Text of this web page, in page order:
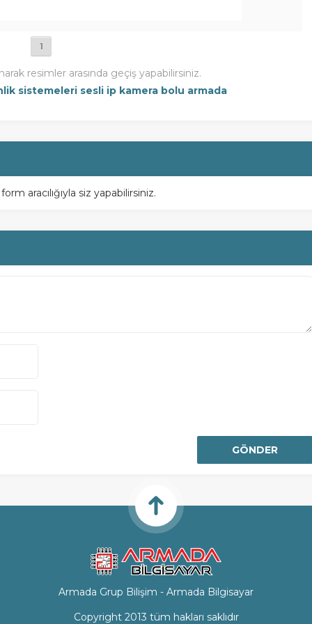
1
resimler arasında geçiş yapabilirsiniz.
sistemeleri sesli ip kamera bolu armada
aracılığıyla siz yapabilirsiniz.
Armada Grup Bilişim - Armada Bilgisayar
Copyright 2013 tüm hakları saklıdır